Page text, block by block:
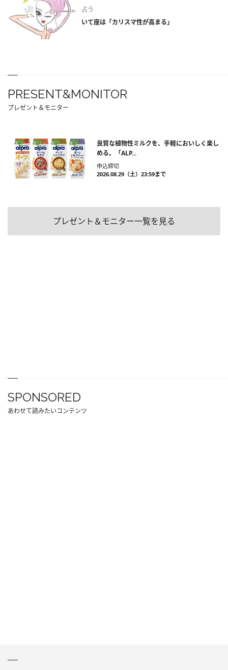
占う
いて座は「カリスマ性が高まる」
PRESENT&MONITOR
プレゼント＆モニター
良質な植物性ミルクを、手軽においしく楽し
める。「ALP...
申込締切
2026.08.29（土）23:59まで
プレゼント＆モニター一覧を見る
SPONSORED
あわせて読みたいコンテンツ